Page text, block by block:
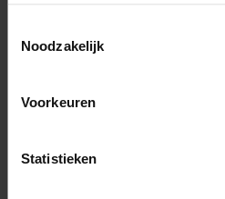
Noodzakelijk
Voorkeuren
Statistieken
Jaarlijkse Moment van Troost (©